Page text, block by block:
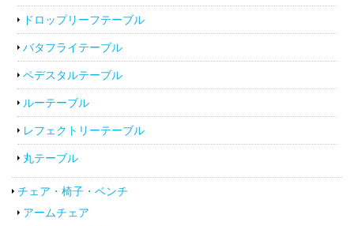
ドロップリーフテーブル
バタフライテーブル
ペデスタルテーブル
ルーテーブル
レフェクトリーテーブル
丸テーブル
チェア・椅子・ベンチ
アームチェア